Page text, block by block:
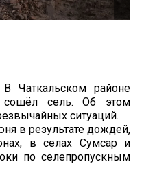
В Чаткальском районе
сошёл сель. Об этом
ситуаций.
в результате дождей,
в селах Сумсар и
по селепропускным